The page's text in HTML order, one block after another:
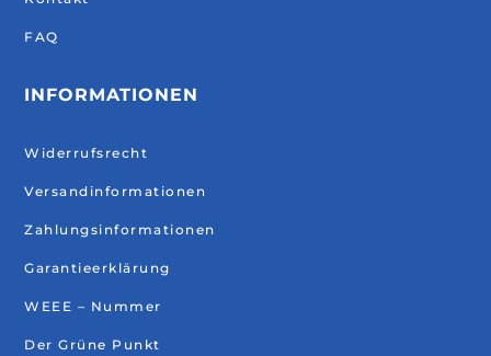
FAQ
INFORMATIONEN
Widerrufsrecht
Versandinformationen
Zahlungsinformationen
Garantieerklärung
WEEE – Nummer
Der Grüne Punkt